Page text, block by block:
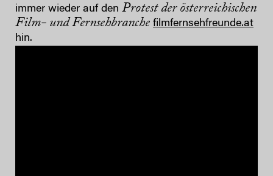
immer wieder auf den Protest der österreichischen
Film- und Fernsehbranche filmfernsehfreunde.at
hin.